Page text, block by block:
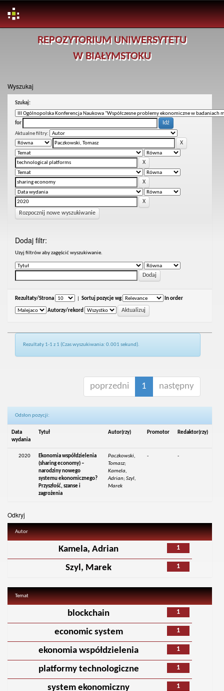
REPOZYTORIUM UNIWERSYTETU
W BIAŁYMSTOKU
Wyszukaj
Szukaj:
for
Aktualne filtry:
Rozpocznij nowe wyszukiwanie
Dodaj filtr:
Uzyj filtrów aby zagęścić wyszukiwanie.
Rezultaty/Strona Sortuj pozycje wg In order
Autorzy/rekord
Rezultaty 1-1 z 1 (Czas wyszukiwania: 0.001 sekund).
poprzedni 1 następny
Odsłon pozycji:
Data
wydania
Tytuł Autor(rzy) Promotor Redaktor(rzy)
2020
Ekonomia współdzielenia
(sharing economy) –
narodziny nowego
systemu ekonomicznego?
Przyszłość, szanse i
zagrożenia
Paczkowski,
Tomasz;
Kamela,
Adrian; Szyl,
Marek
- -
Odkryj
Autor
1
Kamela, Adrian
1
Szyl, Marek
Temat
1
blockchain
1
economic system
1
ekonomia współdzielenia
1
platformy technologiczne
1
system ekonomiczny